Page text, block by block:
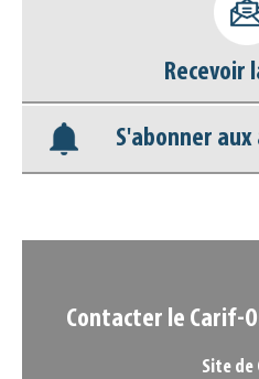
déconnecter)
Base
Nos veilles
Recevoir
S'abonner
Contacter le Carif-
Site de